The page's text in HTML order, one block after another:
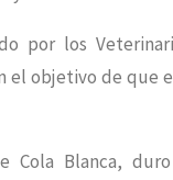
por los
objetivo de que
Cola Blanca,